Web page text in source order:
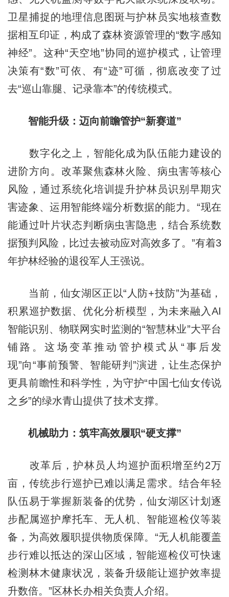
卫星捕捉的地理信息图斑与护林员实地核查数
据相互印证，构成了森林资源管理的“数字感知
神经”。这种“天空地”协同的巡护模式，让管理
决策有“数”可依、有“迹”可循，彻底改变了过
去“巡山靠腿、记录靠本”的传统模式。
智能升级：迈向前瞻管护“新赛道”
数字化之上，智能化成为队伍能力建设的
进阶方向。改革聚焦森林火险、病虫害等核心
风险，通过系统化培训提升护林员识别早期灾
害迹象、运用智能终端分析数据的能力。“现在
能通过叶片状态判断病虫害隐患，结合系统数
据预判风险，比过去被动应对高效多了。”有着3
年护林经验的退役军人王强说。
当前，仙女湖区正以“人防+技防”为基础，
积累巡护数据、优化分析模型，为未来融入AI
智能识别、物联网实时监测的“智慧林业”大平台
铺路。这场变革推动管护模式从“事后发
现”向“事前预警、智能研判”演进，让生态保护
更具前瞻性和科学性，为守护“中国七仙女传说
之乡”的绿水青山提供了技术支撑。
机械助力：筑牢高效履职“硬支撑”
改革后，护林员人均巡护面积增至约2万
亩，传统步行巡护已难以满足需求。结合年轻
队伍易于掌握新装备的优势，仙女湖区计划逐
步配属巡护摩托车、无人机、智能巡检仪等装
备，为高效履职提供物质保障。“无人机能覆盖
步行难以抵达的深山区域，智能巡检仪可快速
检测林木健康状况，装备升级能让巡护效率提
升数倍。”区林长办相关负责人介绍。